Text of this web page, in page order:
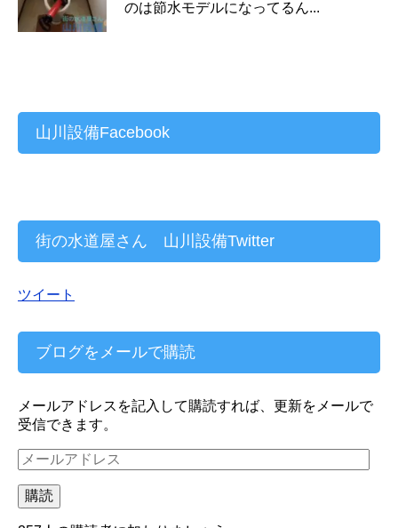
のは節水モデルになってるん...
山川設備Facebook
街の水道屋さん 山川設備Twitter
ツイート
ブログをメールで購読
メールアドレスを記入して購読すれば、更新をメールで
受信できます。
メ
ー
ル
ア
購読